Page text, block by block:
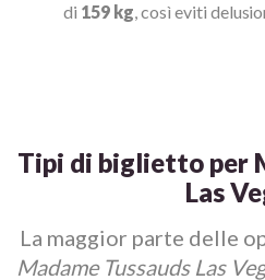
di 159 kg, così eviti
Tipi di biglietto per
Las
La maggior parte delle
Madame Tussauds Las